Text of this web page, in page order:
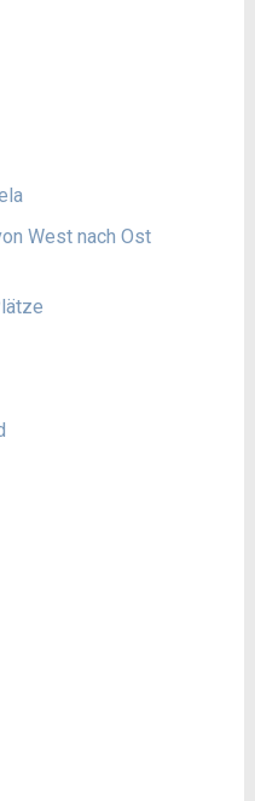
West nach Ost